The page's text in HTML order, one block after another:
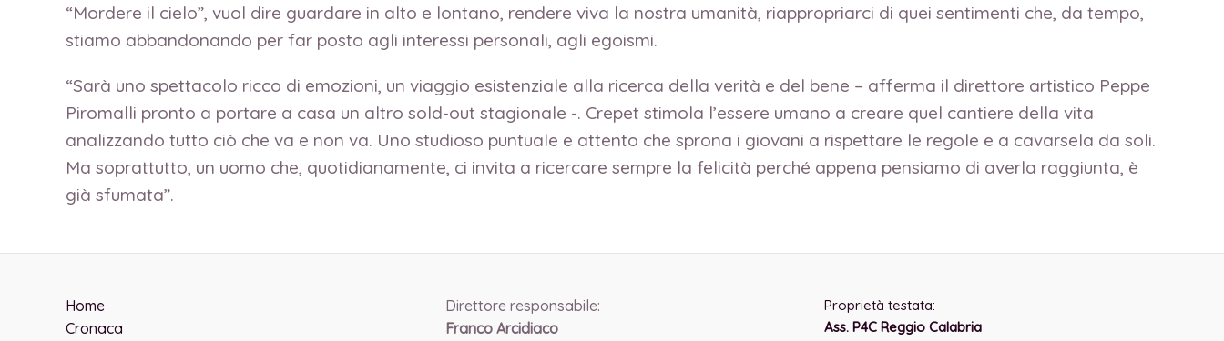
“Mordere il cielo”, vuol dire guardare in alto e lontano, rendere viva la nostra umanità, riappropriarci di quei sentimenti che, da tempo,
stiamo abbandonando per far posto agli interessi personali, agli egoismi.
“Sarà uno spettacolo ricco di emozioni, un viaggio esistenziale alla ricerca della verità e del bene – afferma il direttore artistico Peppe
Piromalli pronto a portare a casa un altro sold-out stagionale -. Crepet stimola l’essere umano a creare quel cantiere della vita
analizzando tutto ciò che va e non va. Uno studioso puntuale e attento che sprona i giovani a rispettare le regole e a cavarsela da soli.
Ma soprattutto, un uomo che, quotidianamente, ci invita a ricercare sempre la felicità perché appena pensiamo di averla raggiunta, è
già sfumata”.
Home
Cronaca
Direttore responsabile:
Franco Arcidiaco
Proprietà testata:
Ass. P4C Reggio Calabria